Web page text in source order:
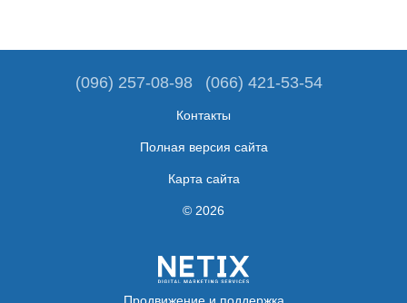
(096) 257-08-98 (066) 421-53-54
Контакты
Полная версия сайта
Карта сайта
© 2026